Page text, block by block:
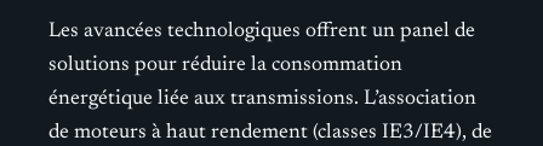
Les avancées technologiques offrent un panel de
solutions pour réduire la consommation
énergétique liée aux transmissions. L’association
de moteurs à haut rendement (classes IE3/IE4), de